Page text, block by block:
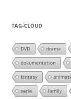
TAG-CLOUD
DVD drama
dokumentation
fantasy
serie family